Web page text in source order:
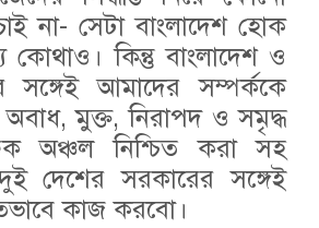
না- সেটা বাংলাদেশ হোক
কোথাও। কিন্তু বাংলাদেশ ও
আমাদের সম্পর্ককে
মুক্ত, নিরাপদ ও সমৃদ্ধ
অঞ্চল নিশ্চিত করা সহ
দুই দেশের সরকারের সঙ্গেই
কাজ করবো।